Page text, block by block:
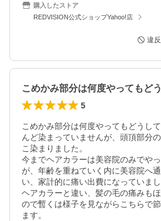
購入したストア
REDVISION公式ショップYahoo!店
違
5
こめかみ部分は何度やってもどうし
んど染まっていませんが、頭頂部分
こ染まりました。
今までヘアカラーは美容院のみでや
が、年齢を重ねていく内に美容院へ
い、家計的に痛い出費になっていまし
ヘアカラーと違い、髪の毛の痛みも
ので暫くは様子を見ながらこちらで
ます。